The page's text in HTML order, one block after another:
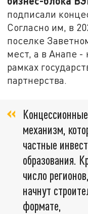
подписали
Согласно им, в
поселке
мест, а в Анапе -
рамках
партнерства.
механизм,
частные
образования.
число
начнут
формате,